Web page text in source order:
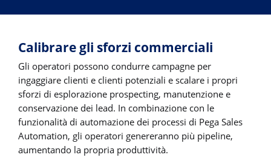
Calibrare gli sforzi commerciali
Gli operatori possono condurre campagne per
ingaggiare clienti e clienti potenziali e scalare i propri
sforzi di esplorazione prospecting, manutenzione e
conservazione dei lead. In combinazione con le
funzionalità di automazione dei processi di Pega Sales
Automation, gli operatori genereranno più pipeline,
aumentando la propria produttività.